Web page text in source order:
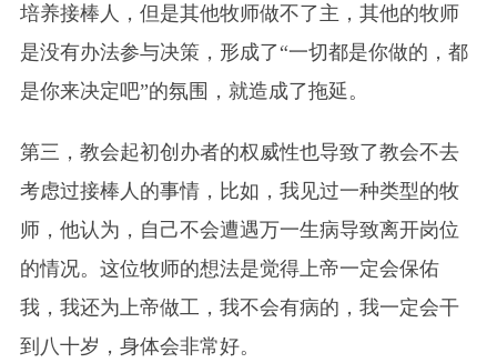
培养接棒人，但是其他牧师做不了主，其他的牧师
是没有办法参与决策，形成了“一切都是你做的，都
是你来决定吧”的氛围，就造成了拖延。
第三，教会起初创办者的权威性也导致了教会不去
考虑过接棒人的事情，比如，我见过一种类型的牧
师，他认为，自己不会遭遇万一生病导致离开岗位
的情况。这位牧师的想法是觉得上帝一定会保佑
我，我还为上帝做工，我不会有病的，我一定会干
到八十岁，身体会非常好。